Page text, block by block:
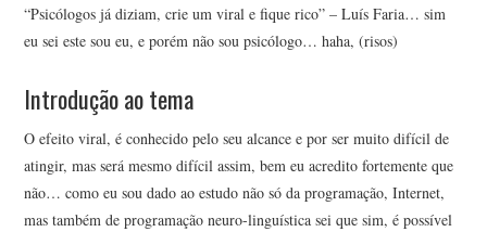
“Psicólogos já diziam, crie um viral e fique rico” – Luís Faria… sim
eu sei este sou eu, e porém não sou psicólogo… haha, (risos)
Introdução ao tema
O efeito viral, é conhecido pelo seu alcance e por ser muito difícil de
atingir, mas será mesmo difícil assim, bem eu acredito fortemente que
não… como eu sou dado ao estudo não só da programação, Internet,
mas também de programação neuro-linguística sei que sim, é possível